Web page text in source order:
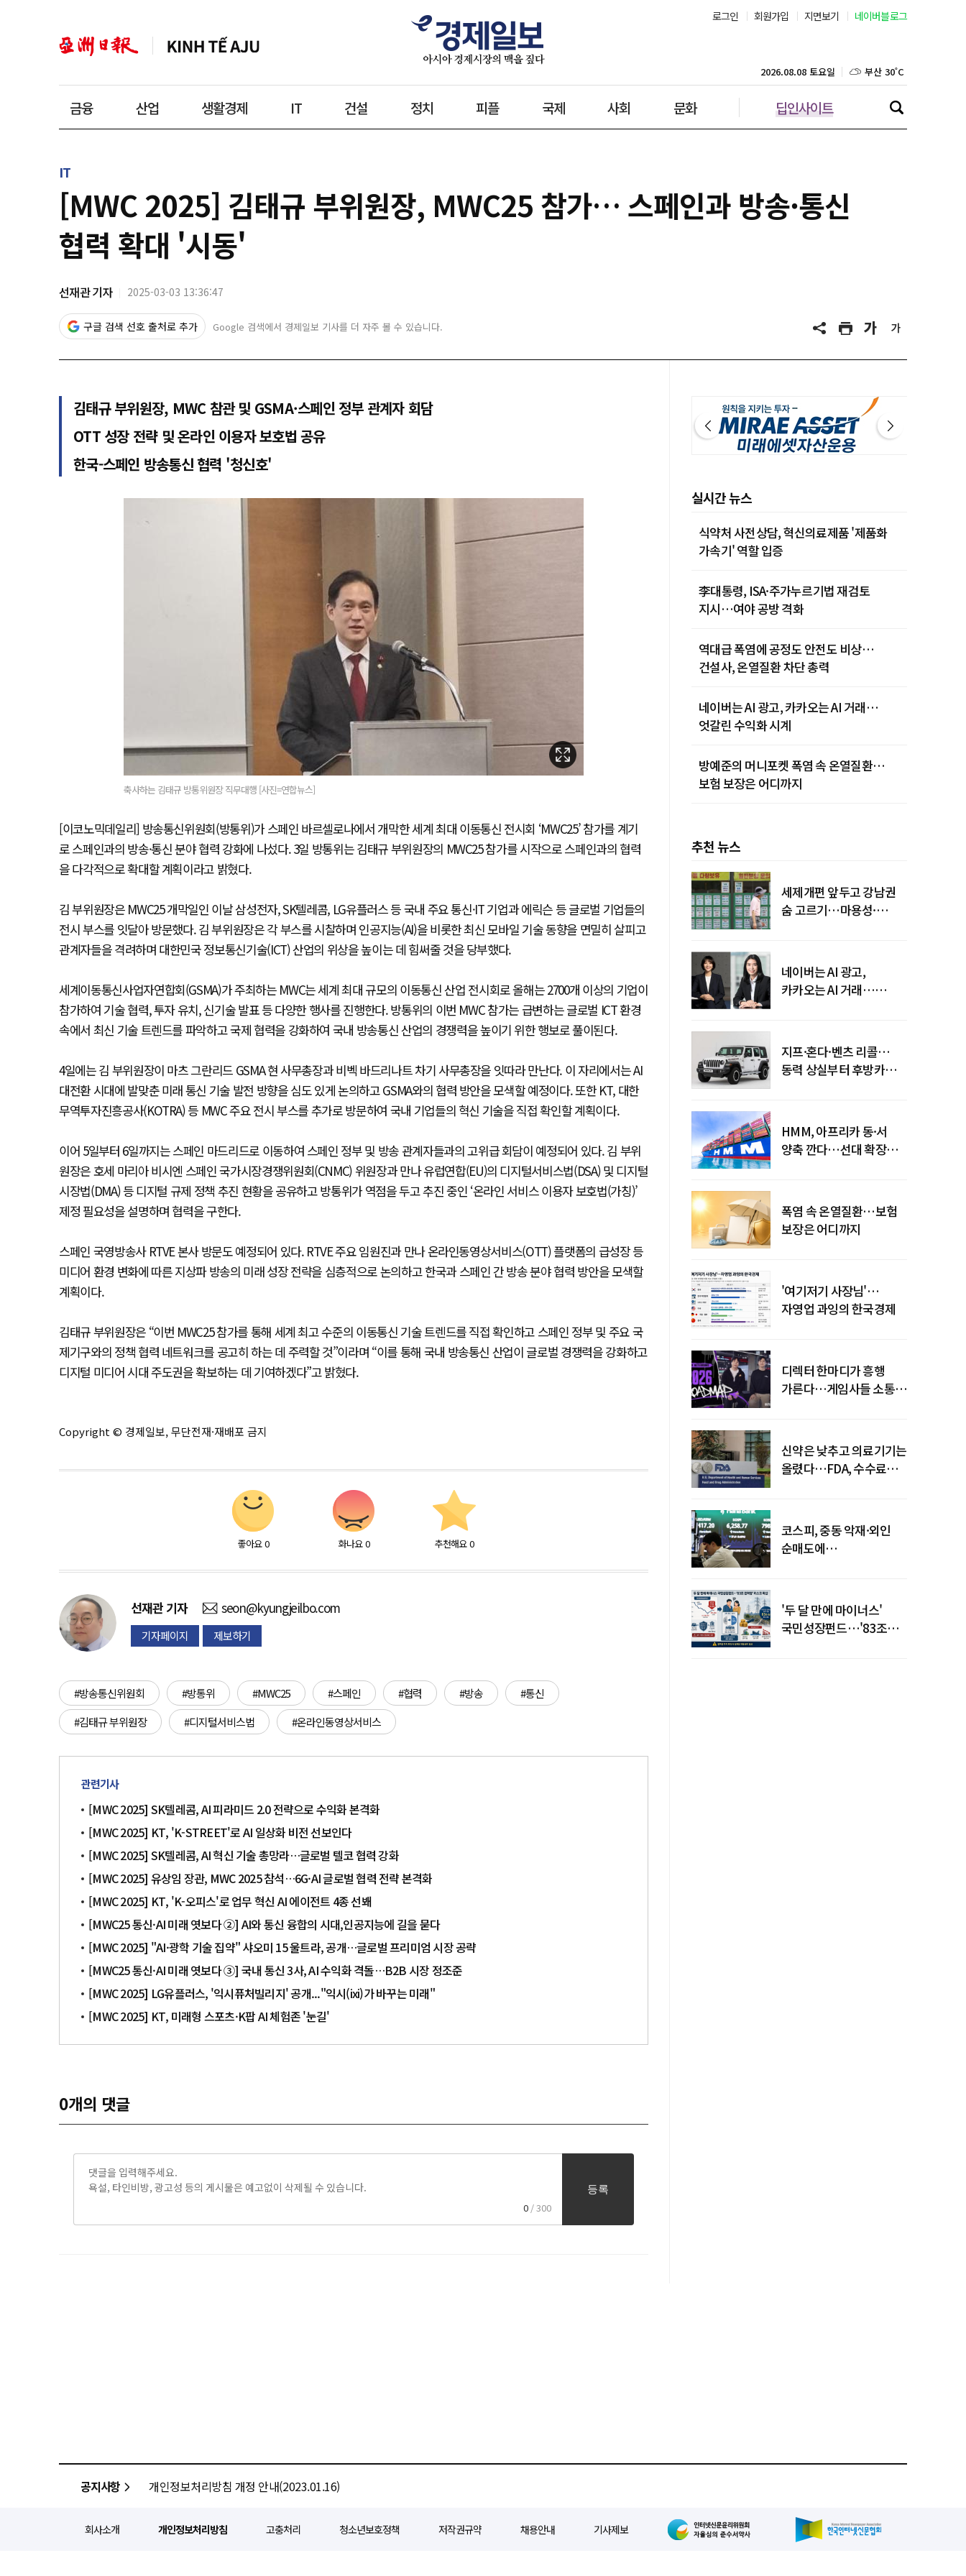
로그인 회원가입 지면보기 네이버블로그
금융 산업 생활경제 IT 건설 정치 피플 국제 사회 문화 딥인사이트
2026.08.08 토요일
서울 30˚C
인천 30˚C
IT
[MWC 2025] 김태규 부위원장, MWC25 참가… 스페인과 방송·통신
협력 확대 '시동'
선재관 기자 2025-03-03 13:36:47
구글 검색 선호 출처로 추가 Google 검색에서 경제일보 기사를 더 자주 볼 수 있습니다.
김태규 부위원장, MWC 참관 및 GSMA·스페인 정부 관계자 회담
OTT 성장 전략 및 온라인 이용자 보호법 공유
한국-스페인 방송통신 협력 '청신호'
축사하는 김태규 방통위원장 직무대행 [사진=연합뉴스]
[이코노믹데일리] 방송통신위원회(방통위)가 스페인 바르셀로나에서 개막한 세계 최대 이동통신 전시회 ‘MWC25’ 참가를 계기
로 스페인과의 방송·통신 분야 협력 강화에 나섰다. 3일 방통위는 김태규 부위원장의 MWC25 참가를 시작으로 스페인과의 협력
을 다각적으로 확대할 계획이라고 밝혔다.
김 부위원장은 MWC25 개막일인 이날 삼성전자, SK텔레콤, LG유플러스 등 국내 주요 통신·IT 기업과 에릭슨 등 글로벌 기업들의
전시 부스를 잇달아 방문했다. 김 부위원장은 각 부스를 시찰하며 인공지능(AI)을 비롯한 최신 모바일 기술 동향을 면밀히 살피고
관계자들을 격려하며 대한민국 정보통신기술(ICT) 산업의 위상을 높이는 데 힘써줄 것을 당부했다.
세계이동통신사업자연합회(GSMA)가 주최하는 MWC는 세계 최대 규모의 이동통신 산업 전시회로 올해는 2700개 이상의 기업이
참가하여 기술 협력, 투자 유치, 신기술 발표 등 다양한 행사를 진행한다. 방통위의 이번 MWC 참가는 급변하는 글로벌 ICT 환경
속에서 최신 기술 트렌드를 파악하고 국제 협력을 강화하여 국내 방송통신 산업의 경쟁력을 높이기 위한 행보로 풀이된다.
4일에는 김 부위원장이 마츠 그란리드 GSMA 현 사무총장과 비벡 바드리나트 차기 사무총장을 잇따라 만난다. 이 자리에서는 AI
대전환 시대에 발맞춘 미래 통신 기술 발전 방향을 심도 있게 논의하고 GSMA와의 협력 방안을 모색할 예정이다. 또한 KT, 대한
무역투자진흥공사(KOTRA) 등 MWC 주요 전시 부스를 추가로 방문하여 국내 기업들의 혁신 기술을 직접 확인할 계획이다.
이어 5일부터 6일까지는 스페인 마드리드로 이동하여 스페인 정부 및 방송 관계자들과의 고위급 회담이 예정되어 있다. 김 부위
원장은 호세 마리아 비시엔 스페인 국가시장경쟁위원회(CNMC) 위원장과 만나 유럽연합(EU)의 디지털서비스법(DSA) 및 디지털
시장법(DMA) 등 디지털 규제 정책 추진 현황을 공유하고 방통위가 역점을 두고 추진 중인 ‘온라인 서비스 이용자 보호법(가칭)’
제정 필요성을 설명하며 협력을 구한다.
스페인 국영방송사 RTVE 본사 방문도 예정되어 있다. RTVE 주요 임원진과 만나 온라인동영상서비스(OTT) 플랫폼의 급성장 등
미디어 환경 변화에 따른 지상파 방송의 미래 성장 전략을 심층적으로 논의하고 한국과 스페인 간 방송 분야 협력 방안을 모색할
계획이다.
김태규 부위원장은 “이번 MWC25 참가를 통해 세계 최고 수준의 이동통신 기술 트렌드를 직접 확인하고 스페인 정부 및 주요 국
제기구와의 정책 협력 네트워크를 공고히 하는 데 주력할 것”이라며 “이를 통해 국내 방송통신 산업이 글로벌 경쟁력을 강화하고
디지털 미디어 시대 주도권을 확보하는 데 기여하겠다”고 밝혔다.
Copyright © 경제일보, 무단전재·재배포 금지
좋아요 0 화나요 0 추천해요 0
선재관 기자 seon@kyungjeilbo.com
기자페이지 제보하기
#방송통신위원회 #방통위 #MWC25 #스페인 #협력 #방송
#통신
#김태규 부위원장
#디지털서비스법 #온라인동영상서비스
관련기사
[MWC 2025] SK텔레콤, AI 피라미드 2.0 전략으로 수익화 본격화
[MWC 2025] KT, 'K-STREET'로 AI 일상화 비전 선보인다
[MWC 2025] SK텔레콤, AI 혁신 기술 총망라…글로벌 텔코 협력 강화
[MWC 2025] 유상임 장관, MWC 2025 참석…6G·AI 글로벌 협력 전략 본격화
[MWC 2025] KT, 'K-오피스'로 업무 혁신 AI 에이전트 4종 선봬
[MWC25 통신·AI 미래 엿보다 ②] AI와 통신 융합의 시대,인공지능에 길을 묻다
[MWC 2025] "AI·광학 기술 집약" 샤오미 15 울트라, 공개…글로벌 프리미엄 시장 공략
[MWC25 통신·AI 미래 엿보다 ③] 국내 통신 3사, AI 수익화 격돌…B2B 시장 정조준
[MWC 2025] LG유플러스, '익시퓨처빌리지' 공개..."익시(ixi)가 바꾸는 미래"
[MWC 2025] KT, 미래형 스포츠·K팝 AI 체험존 '눈길'
0개의 댓글
0 / 300
등록
실시간 뉴스
식약처 사전상담, 혁신의료제품 '제품화
가속기' 역할 입증
李대통령, ISA·주가누르기법 재검토
지시…여야 공방 격화
역대급 폭염에 공정도 안전도 비상…
건설사, 온열질환 차단 총력
네이버는 AI 광고, 카카오는 AI 거래…
엇갈린 수익화 시계
방예준의 머니포켓 폭염 속 온열질환…
보험 보장은 어디까지
추천 뉴스
세제개편 앞두고 강남권
숨 고르기…마용성·
네이버는 AI 광고,
카카오는 AI 거래…
지프·혼다·벤츠 리콜…
동력 상실부터 후방카메라
HMM, 아프리카 동·서
양축 깐다…선대 확장
폭염 속 온열질환…보험
보장은 어디까지
'여기저기 사장님'…
자영업 과잉의 한국경제
디렉터 한마디가 흥행
가른다…게임사들 소통
신약은 낮추고 의료기기는
올렸다…FDA, 수수료
코스피, 중동 악재·외인
순매도에
'두 달 만에 마이너스'
국민성장펀드…'83조
공지사항 개인정보처리방침 개정 안내(2023.01.16)
회사소개 개인정보처리방침 고충처리 청소년보호정책 저작권규약 채용안내 기사제보